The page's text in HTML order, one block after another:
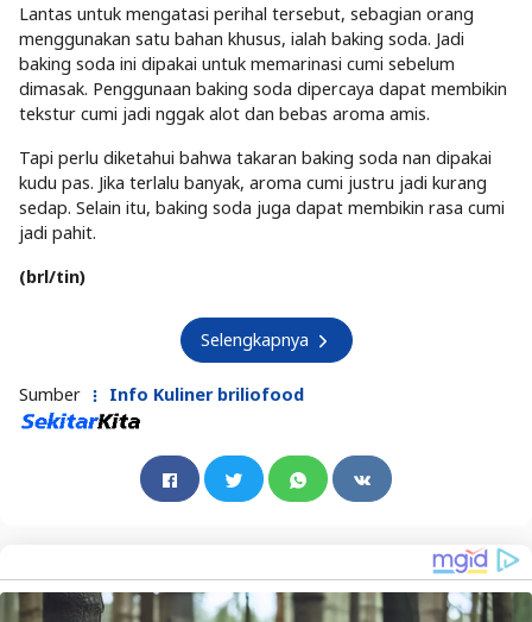
Lantas untuk mengatasi perihal tersebut, sebagian orang
menggunakan satu bahan khusus, ialah baking soda. Jadi
baking soda ini dipakai untuk memarinasi cumi sebelum
dimasak. Penggunaan baking soda dipercaya dapat membikin
tekstur cumi jadi nggak alot dan bebas aroma amis.
Tapi perlu diketahui bahwa takaran baking soda nan dipakai
kudu pas. Jika terlalu banyak, aroma cumi justru jadi kurang
sedap. Selain itu, baking soda juga dapat membikin rasa cumi
jadi pahit.
(brl/tin)
Selengkapnya
Sumber Info Kuliner briliofood